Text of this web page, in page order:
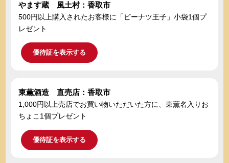
やます蔵 風土村：香取市
500円以上購入されたお客様に「ピーナツ王子」小袋1個プ
レゼント
優待証を表示する
東薫酒造 直売店：香取市
1,000円以上売店でお買い物いただいた方に、東薫名入りお
ちょこ1個プレゼント
優待証を表示する